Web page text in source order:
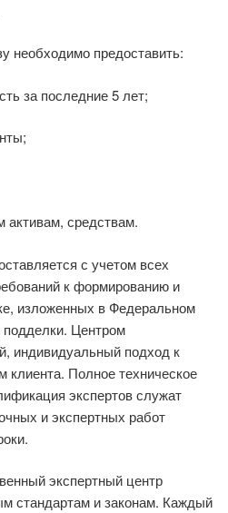
необходимо предоставить:
за последние 5 лет;
средствам.
с учетом всех
к формированию и
изложенных в Федеральном
Центром
индивидуальный подход к
клиента. Полное техническое
экспертов служат
и экспертных работ
экспертный центр
стандартам и законам. Каждый